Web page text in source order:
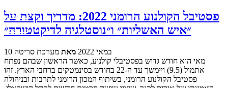
פסטיבל הקולנוע הרומני 2022: מדריך וקצת על
״איש האשליות״ ו״נוסטלגיה לדיקטטורה״
10 במאי 2022 מאת מערכת סריטה
מאי הוא חודש גדוש בפסטיבלי קולנוע, כאשר הראשון שבהם נפתח
אתמול (9.5) ויימשך עד ה-22 בחודש בסינמטקים ברחבי הארץ. זהו
פסטיבל הקולנוע הרומני, בשיתוף המכון הרומני לתרבות ובניהולה